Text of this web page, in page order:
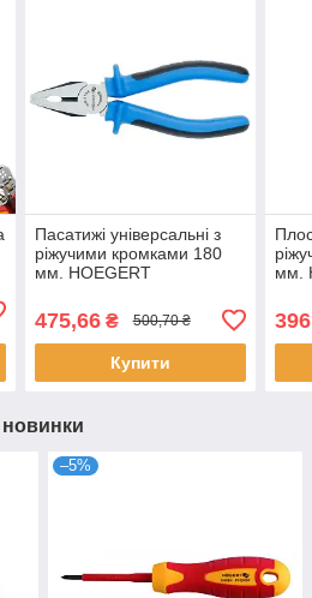
Пасатижі універсальні з
ріжучими кромками 180
мм. HOEGERT
475,66₴ 500,70 ₴
Купити
мм.
новинки
–5%